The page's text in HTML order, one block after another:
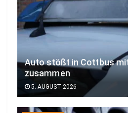
Auto stößt in Cottbus
zusammen
5. AUGUST 2026